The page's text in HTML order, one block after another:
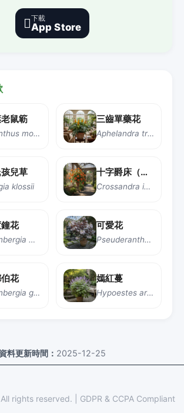
下載
App Store
鼠簕
Acanthus mollis
三齒單藥花
Aphelandra tridentata
兒草
klossii
十字爵床（鳥尾花）
Crossandra infundibuliformis
花
Thunbergia mysorensis
可愛花
Pseuderanthemum carruthersii
花
Thunbergia grandiflora
嫣紅蔓
Hypoestes aristata
資料更新時間： 2025-12-25
All rights reserved. GDPR & CCPA Compliant